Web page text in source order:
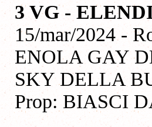
3 VG -
15/mar/2024 -
ENOLA GAY
SKY DELLA
Prop: BIASCI